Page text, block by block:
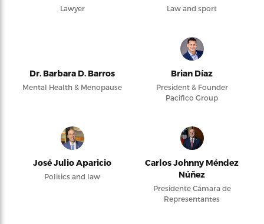
Lawyer Law and sport
Dr. Barbara D. Barros
Mental Health & Menopause
Brian Díaz
President & Founder
Pacifico Group
José Julio Aparicio
Politics and law
Carlos Johnny Méndez
Núñez
Presidente Cámara de
Representantes